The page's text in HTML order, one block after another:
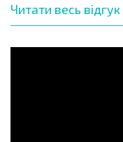
Читати весь відгук